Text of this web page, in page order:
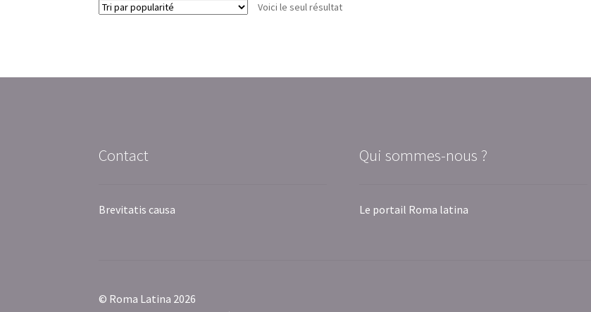
Voici le seul résultat
Contact
Brevitatis causa
Qui sommes-nous ?
Le portail Roma latina
© Roma Latina 2026